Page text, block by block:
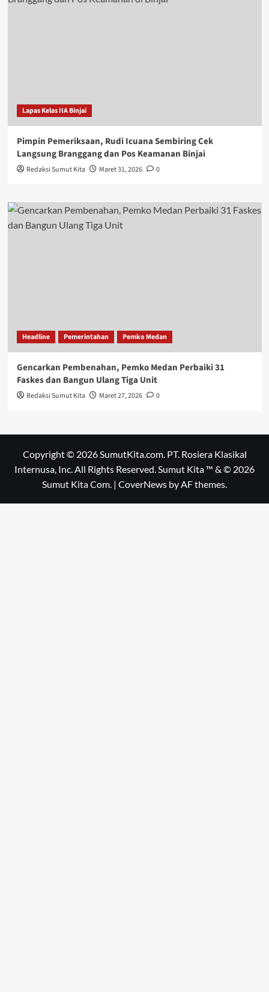
Lapas Kelas IIA Binjai
Pimpin Pemeriksaan, Rudi Icuana Sembiring Cek
Langsung Branggang dan Pos Keamanan Binjai
Redaksi Sumut Kita Maret 31, 2026 0
Headline Pemerintahan Pemko Medan
Gencarkan Pembenahan, Pemko Medan Perbaiki 31
Faskes dan Bangun Ulang Tiga Unit
Redaksi Sumut Kita Maret 27, 2026 0
Copyright © 2026 SumutKita.com. PT. Rosiera Klasikal
Internusa, Inc. All Rights Reserved. Sumut Kita ™ & © 2026
Sumut Kita Com. | CoverNews by AF themes.